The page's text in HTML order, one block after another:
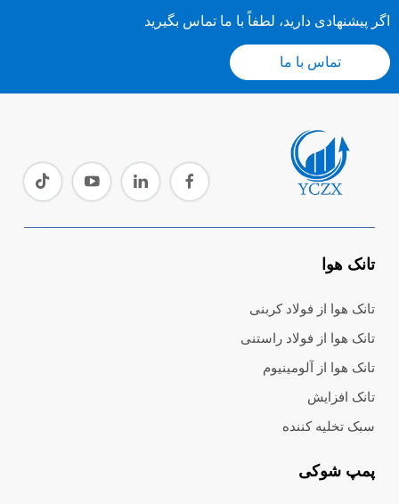
اگر پیشنهادی دارید، لطفاً با ما تماس بگیرید
تماس با ما
تانک هوا
تانک هوا از فولاد کربنی
تانک هوا از فولاد راستنی
تانک هوا از آلومینیوم
تانک افزایش
سبک تخلیه کننده
پمپ شوکی